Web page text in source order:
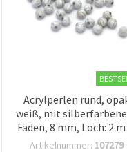
Acrylperlen rund,
weiß, mit
Faden, 8 mm, Loch: 2
- 20 g (~70 Stk.)
Artikelnummer: 107279